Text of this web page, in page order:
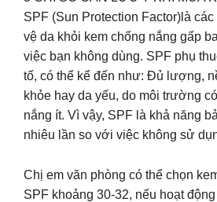
SPF (Sun Protection Factor)là
vệ da khỏi kem chống nắng gấp
việc bạn không dùng. SPF phụ
tố, có thể kể đến như: Đủ lượng,
khỏe hay da yếu, do môi trường
nắng ít. Vì vậy, SPF là khả năng
nhiêu lần so với việc không sử
Chị em văn phòng có thể chọn
SPF khoảng 30-32, nếu hoạt